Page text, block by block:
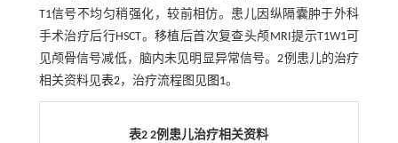
T1信号不均匀稍强化，较前相仿。患儿因纵隔囊肿于外科
手术治疗后行HSCT。移植后首次复查头颅MRI提示T1W1可
见颅骨信号减低，脑内未见明显异常信号。2例患儿的治疗
相关资料见表2，治疗流程图见图1。
表2 2例患儿治疗相关资料